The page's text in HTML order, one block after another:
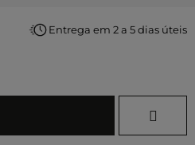
Entrega em 2 a 5 dias úteis